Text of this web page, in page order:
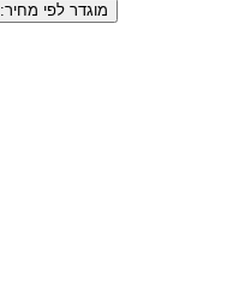
מוגדר לפי מחיר: ₪1,000-₪2,000